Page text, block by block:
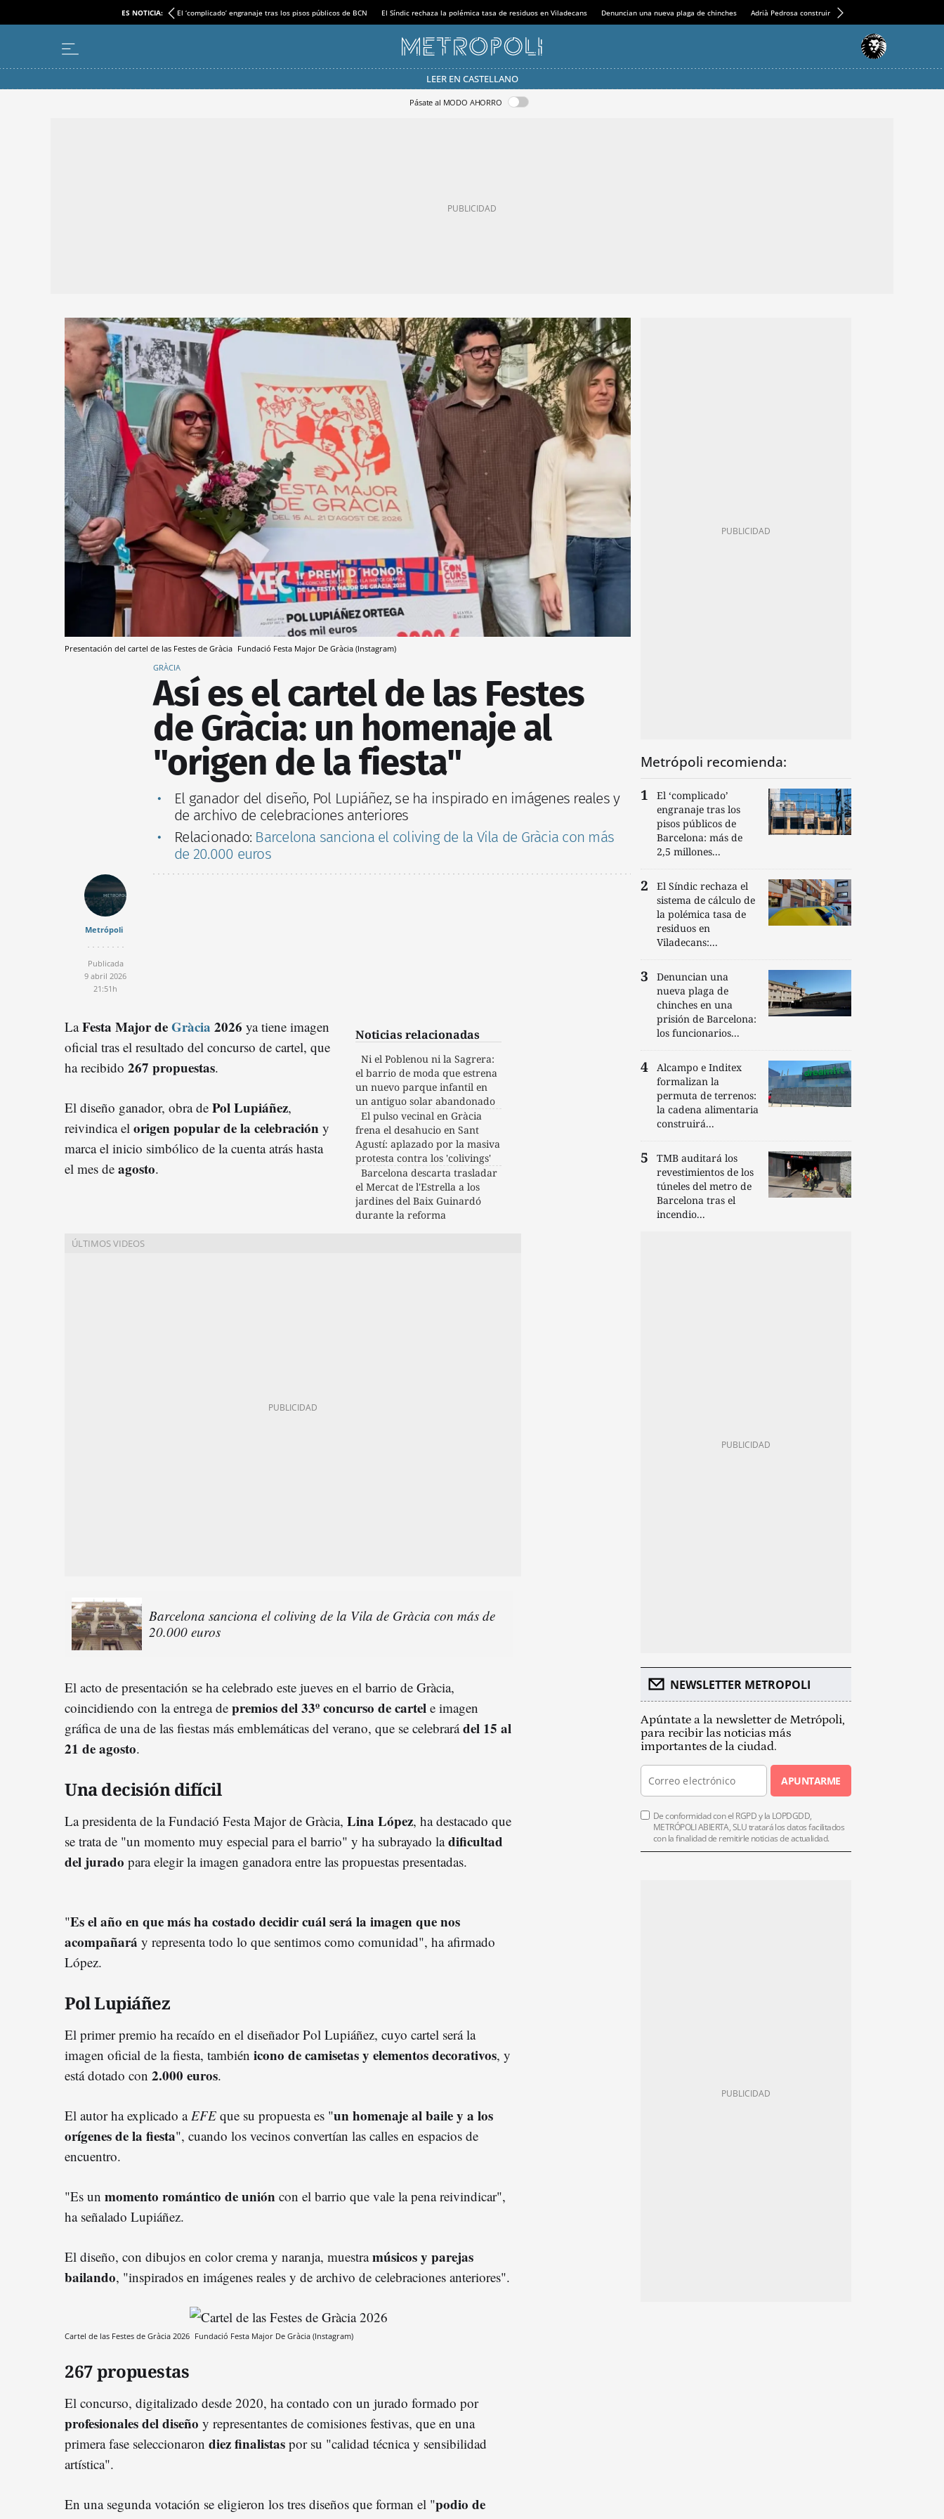
ES NOTICIA: El ‘complicado’ engranaje tras los pisos públicos de BCN El Síndic rechaza la polémica tasa de residuos en Viladecans Denuncian una nueva plaga de chinches Adrià Pedrosa construirá la nueva residencia en el
LEER EN CASTELLANO
Pásate al MODO AHORRO
Presentación del cartel de las Festes de Gràcia Fundació Festa Major De Gràcia (Instagram)
GRÀCIA
Así es el cartel de las Festes
de Gràcia: un homenaje al
"origen de la fiesta"
El ganador del diseño, Pol Lupiáñez, se ha inspirado en imágenes reales y
de archivo de celebraciones anteriores
Relacionado: Barcelona sanciona el coliving de la Vila de Gràcia con más
de 20.000 euros
Metrópoli
Publicada
9 abril 2026
21:51h
Noticias relacionadas
Ni el Poblenou ni la Sagrera:
el barrio de moda que estrena
un nuevo parque infantil en
un antiguo solar abandonado
El pulso vecinal en Gràcia
frena el desahucio en Sant
Agustí: aplazado por la masiva
protesta contra los 'colivings'
Barcelona descarta trasladar
el Mercat de l'Estrella a los
jardines del Baix Guinardó
durante la reforma
LaFesta Major deGràcia 2026 ya tiene imagen
oficial tras el resultado del concurso de cartel, que
ha recibido 267 propuestas.
El diseño ganador, obra de Pol Lupiáñez,
reivindica el origen popular de la celebración y
marca el inicio simbólico de la cuenta atrás hasta
el mes de agosto.
Barcelona sanciona el coliving de la Vila de Gràcia con más de
20.000 euros
El acto de presentación se ha celebrado este jueves en el barrio de Gràcia,
coincidiendo con la entrega de premios del 33º concurso de cartel e imagen
gráfica de una de las fiestas más emblemáticas del verano, que se celebrarádel 15 al
21 de agosto.
Una decisión difícil
La presidenta de la Fundació Festa Major de Gràcia, Lina López, ha destacado que
se trata de "un momento muy especial para el barrio" y ha subrayado ladificultad
del jurado para elegir la imagen ganadora entre las propuestas presentadas.
"Es el año en que más ha costado decidir cuál será la imagen que nos
acompañará y representa todo lo que sentimos como comunidad", ha afirmado
López.
Pol Lupiáñez
El primer premio ha recaído en el diseñador Pol Lupiáñez, cuyo cartel será la
imagen oficial de la fiesta, también icono de camisetas y elementos decorativos, y
está dotado con 2.000 euros.
El autor ha explicado a EFE que su propuesta es "un homenaje al baile y a los
orígenes de la fiesta", cuando los vecinos convertían las calles en espacios de
encuentro.
"Es un momento romántico de unión con el barrio que vale la pena reivindicar",
ha señalado Lupiáñez.
El diseño, con dibujos en color crema y naranja, muestramúsicos y parejas
bailando, "inspirados en imágenes reales y de archivo de celebraciones anteriores".
Cartel de las Festes de Gràcia 2026 Fundació Festa Major De Gràcia (Instagram)
267 propuestas
El concurso, digitalizado desde 2020, ha contado con un jurado formado por
profesionales del diseño y representantes de comisiones festivas, que en una
primera fase seleccionaron diez finalistas por su "calidad técnica y sensibilidad
artística".
En una segunda votación se eligieron los tres diseños que forman el "podio de
Metrópoli recomienda:
El ‘complicado’
engranaje tras los
pisos públicos de
Barcelona: más de
2,5 millones...
El Síndic rechaza el
sistema de cálculo de
la polémica tasa de
residuos en
Viladecans:...
Denuncian una
nueva plaga de
chinches en una
prisión de Barcelona:
los funcionarios...
Alcampo e Inditex
formalizan la
permuta de terrenos:
la cadena alimentaria
construirá...
TMB auditará los
revestimientos de los
túneles del metro de
Barcelona tras el
incendio...
NEWSLETTER METROPOLI
Apúntate a la newsletter de Metrópoli,
para recibir las noticias más
importantes de la ciudad.
APUNTARME
De conformidad con el RGPD y la LOPDGDD,
METRÓPOLI ABIERTA, SLU tratará los datos facilitados
con la finalidad de remitirle noticias de actualidad.